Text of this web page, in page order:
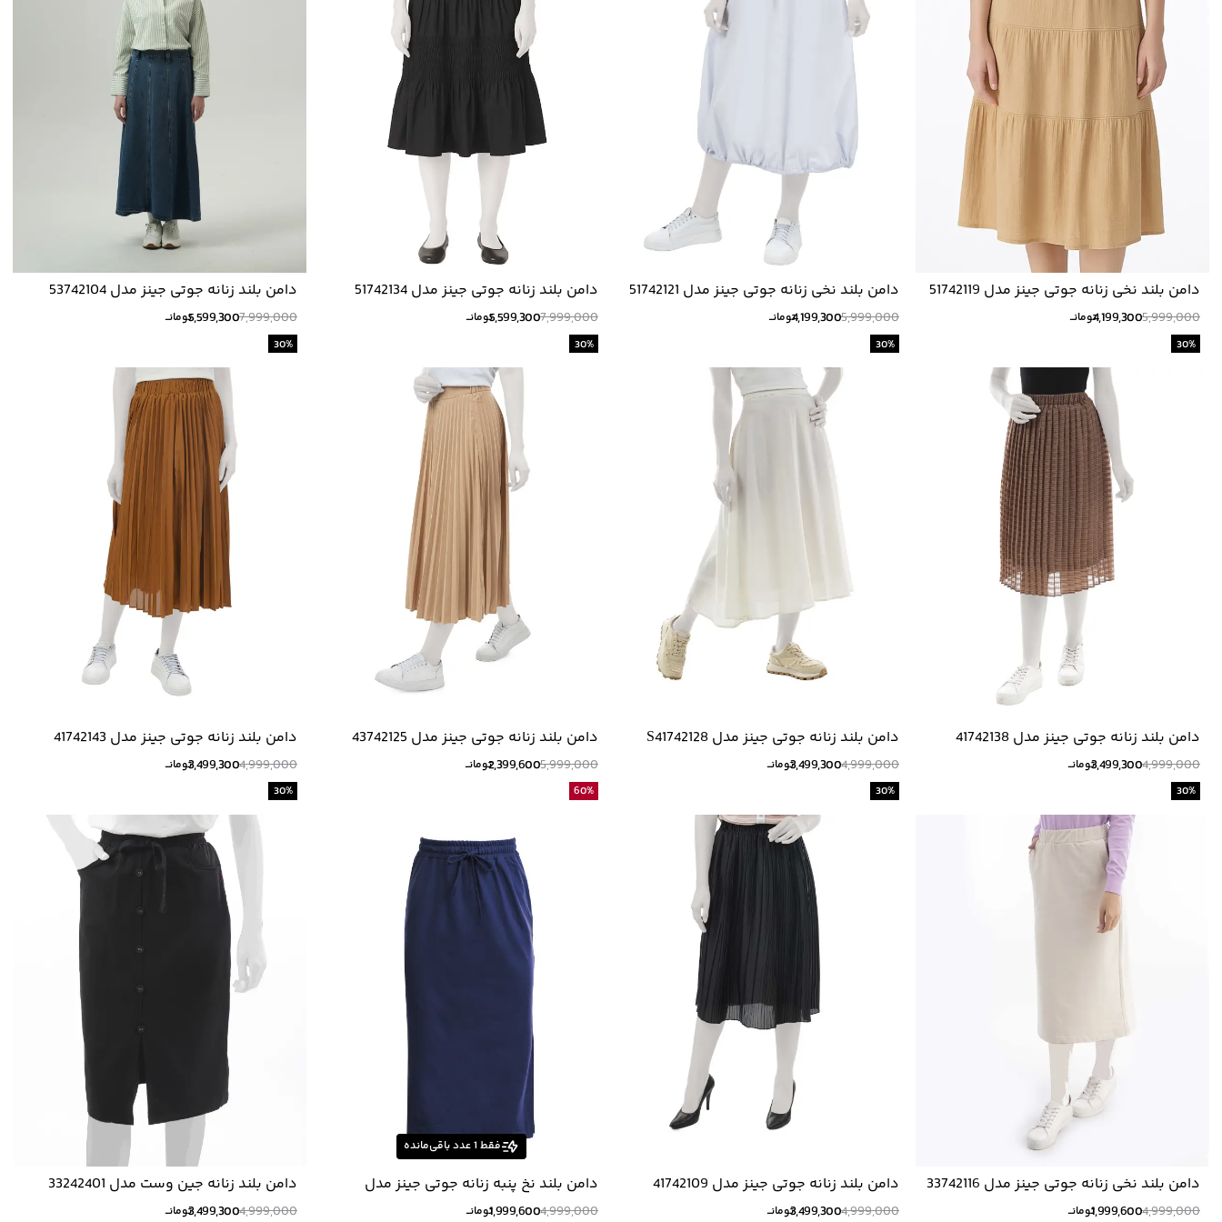
دامن بلند نخی زنانه جوتی جینز مدل 51742119
5,999,000
4,199,300تومانــ
30%
دامن بلند نخی زنانه جوتی جینز مدل 51742121
5,999,000
4,199,300تومانــ
30%
دامن بلند زنانه جوتی جینز مدل 51742134
7,999,000
5,599,300تومانــ
30%
دامن بلند زنانه جوتی جینز مدل 53742104
7,999,000
5,599,300تومانــ
30%
دامن بلند زنانه جوتی جینز مدل 41742138
4,999,000
3,499,300تومانــ
30%
دامن بلند زنانه جوتی جینز مدل S41742128
4,999,000
3,499,300تومانــ
30%
دامن بلند زنانه جوتی جینز مدل 43742125
5,999,000
2,399,600تومانــ
60%
دامن بلند زنانه جوتی جینز مدل 41742143
4,999,000
3,499,300تومانــ
30%
دامن بلند نخی زنانه جوتی جینز مدل 33742116
4,999,000
1,999,600تومانــ
دامن بلند زنانه جوتی جینز مدل 41742109
4,999,000
3,499,300تومانــ
فقط 1 عدد باقی‌مانده
دامن بلند نخ پنبه زنانه جوتی جینز مدل
S33742117
4,999,000
1,999,600تومانــ
دامن بلند زنانه جین وست مدل 33242401
4,999,000
3,499,300تومانــ